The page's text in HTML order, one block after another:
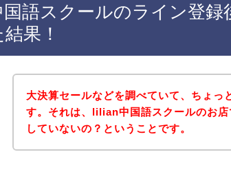
国語スクールのライン登録
果！
大決算セールなどを調べていて、ちょっ
す。それは、lilian中国語スクールのお
していないの？ということです。